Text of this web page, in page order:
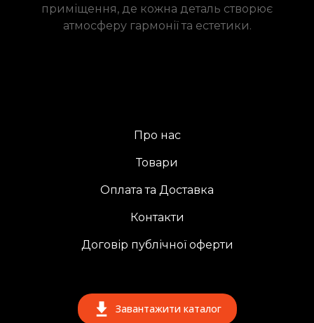
приміщення, де кожна деталь створює
атмосферу гармонії та естетики.
Про нас
Товари
Оплата та Доставка
Контакти
Договір публічної оферти
Завантажити каталог